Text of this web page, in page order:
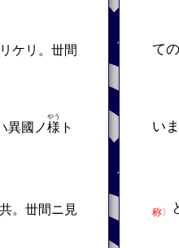
ケリ。丗間
異國ノ様
やう
ト
。丗間ニ見
て
い
称〉